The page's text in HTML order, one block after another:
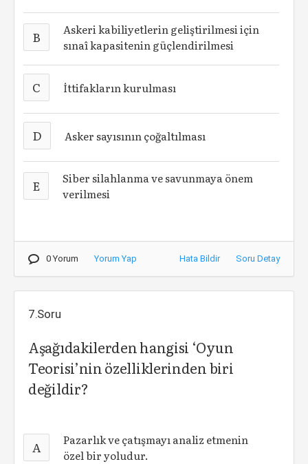
B
Askeri kabiliyetlerin geliştirilmesi için
sınaî kapasitenin güçlendirilmesi
C İttifakların kurulması
D Asker sayısının çoğaltılması
E
Siber silahlanma ve savunmaya önem
verilmesi
0 Yorum Yorum Yap Hata Bildir Soru Detay
7.Soru
Aşağıdakilerden hangisi ‘Oyun
Teorisi’nin özelliklerinden biri
değildir?
A
Pazarlık ve çatışmayı analiz etmenin
özel bir yoludur.